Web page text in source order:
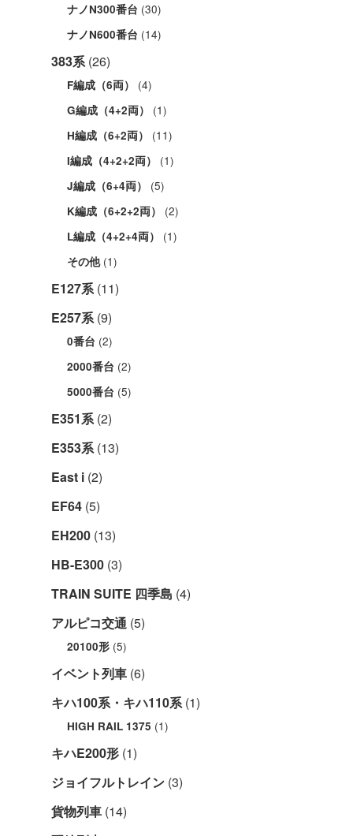
ナノN300番台 (30)
ナノN600番台 (14)
383系(26)
F編成（6両） (4)
G編成（4+2両） (1)
H編成（6+2両） (11)
I編成（4+2+2両） (1)
J編成（6+4両） (5)
K編成（6+2+2両） (2)
L編成（4+2+4両） (1)
その他(1)
E127系(11)
E257系(9)
0番台 (2)
2000番台 (2)
5000番台 (5)
E351系(2)
E353系(13)
East i (2)
EF64 (5)
EH200 (13)
HB-E300 (3)
TRAIN SUITE 四季島 (4)
アルピコ交通 (5)
20100形 (5)
イベント列車 (6)
キハ100系・キハ110系(1)
HIGH RAIL 1375 (1)
キハE200形 (1)
ジョイフルトレイン (3)
貨物列車 (14)